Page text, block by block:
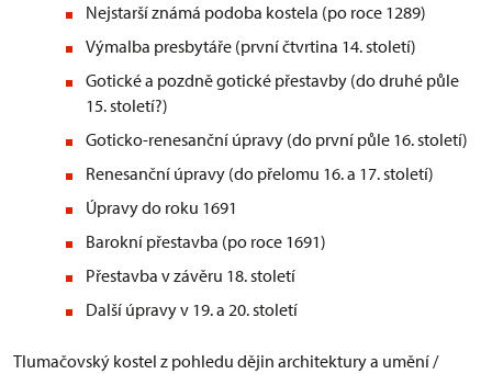
Nejstarší známá podoba kostela (po roce 1289)
Výmalba presbytáře (první čtvrtina 14. století)
Gotické a pozdně gotické přestavby (do druhé půle
15. století?)
Goticko-renesanční úpravy (do první půle 16. století)
Renesanční úpravy (do přelomu 16. a 17. století)
Úpravy do roku 1691
Barokní přestavba (po roce 1691)
Přestavba v závěru 18. století
Další úpravy v 19. a 20. století
Tlumačovský kostel z pohledu dějin architektury a umění /